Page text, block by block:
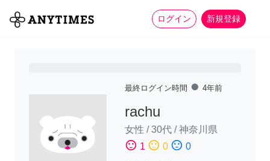
ログイン 新規登録
全て 家事 more_horiz
最終ログイン時間 fiber_manual_record 4年前
rachu
女性 /30代 /神奈川県
sentiment_satisfied 1 sentiment_neutral 0 sentiment_dissatisfied 0